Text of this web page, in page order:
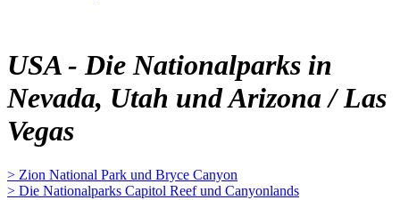
USA - Die Nationalparks in
Nevada, Utah und Arizona / Las
Vegas
> Zion National Park und Bryce Canyon
> Die Nationalparks Capitol Reef und Canyonlands